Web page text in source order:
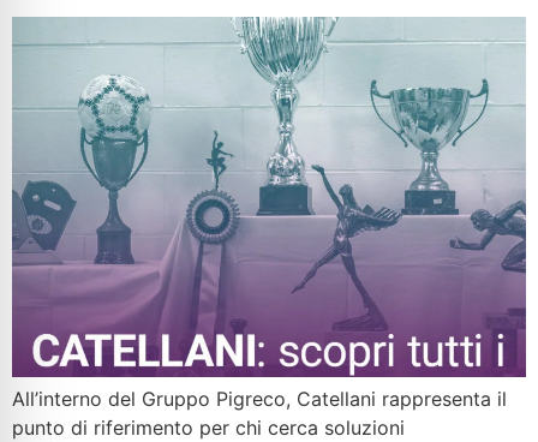
All’interno del Gruppo Pigreco, Catellani rappresenta il
punto di riferimento per chi cerca soluzioni